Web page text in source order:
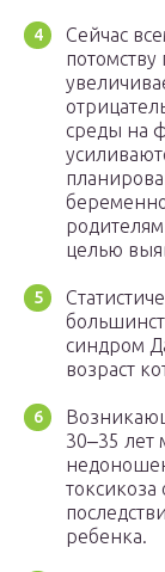
Сейчас
потомству
среды на
целью
синдром
возраст
30‒35 лет
ребенка.